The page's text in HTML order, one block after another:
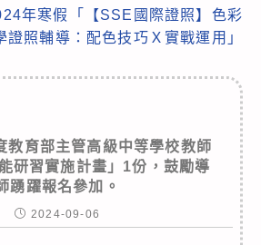
年寒假「【SSE國際證照】色彩
證照輔導：配色技巧Ｘ實戰運用」
教育部主管高級中等學校教師
研習實施計畫」1份，鼓勵導
踴躍報名參加。
2024-09-06